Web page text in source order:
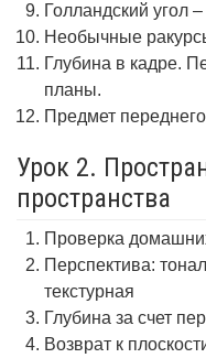
Голландский угол
Необычные
Глубина в кадре.
планы.
Предмет
Урок 2.
пространства
Проверка
Перспектива:
текстурная
Глубина за счет
Возврат к